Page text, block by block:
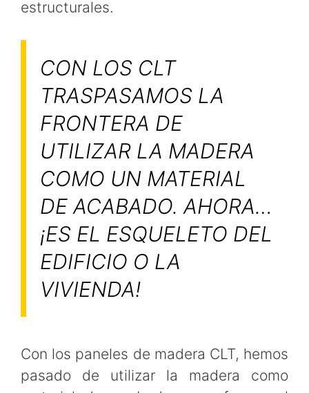
estructurales.
CON LOS CLT
TRASPASAMOS LA
FRONTERA DE
UTILIZAR LA MADERA
COMO UN MATERIAL
DE ACABADO. AHORA…
¡ES EL ESQUELETO DEL
EDIFICIO O LA
VIVIENDA!
Con los paneles de madera CLT, hemos
pasado de utilizar la madera como